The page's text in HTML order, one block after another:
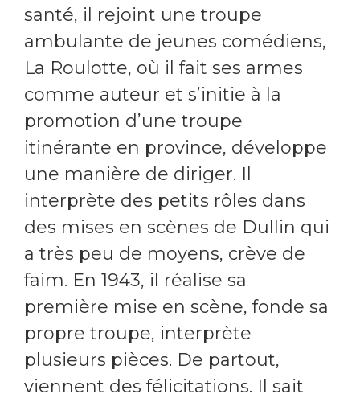
santé, il rejoint une troupe
ambulante de jeunes comédiens,
La Roulotte, où il fait ses armes
comme auteur et s’initie à la
promotion d’une troupe
itinérante en province, développe
une manière de diriger. Il
interprète des petits rôles dans
des mises en scènes de Dullin qui
a très peu de moyens, crève de
faim. En 1943, il réalise sa
première mise en scène, fonde sa
propre troupe, interprète
plusieurs pièces. De partout,
viennent des félicitations. Il sait